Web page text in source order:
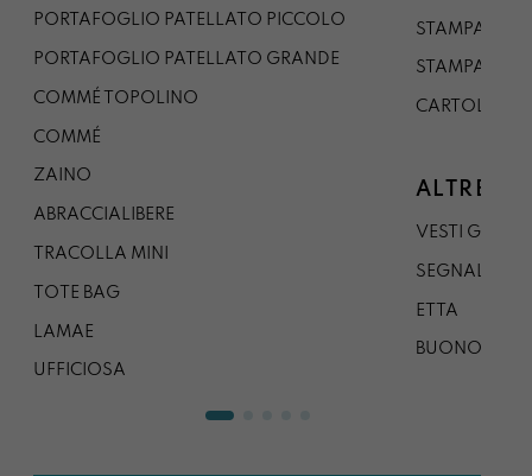
PORTAFOGLIO PATELLATO PICCOLO
PORTAFOGLIO PATELLATO GRANDE
COMMÉ TOPOLINO
COMMÉ
ZAINO
ABRACCIALIBERE
TRACOLLA MINI
TOTE BAG
LAMAE
UFFICIOSA
STAMPA A1
STAMPA A0
CARTOLINA
ALTRE
VESTI
SEGNALIBRO
ETTA
BUONO